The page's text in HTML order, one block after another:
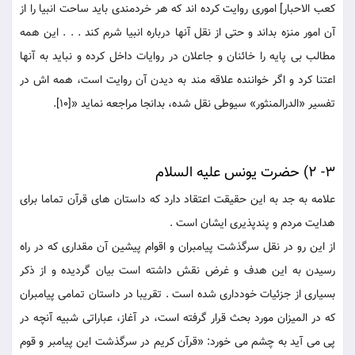
كعب الاحبار] امورى روايت كرده اند كه هر خردمندى بايد ساحت انبيا را از
آن امور منزه بداند و حتى از نقل آنها درباره انبيا شرم كند . . . اين همه
مطالب بی پايه را خائنان و جاعلان در روايات داخل كرده و نبايد به آنها
اعتنا كرد و اگر خواننده علاقه مند به ديدن آن روايت است، همه اش در
تفسير «الدرالمنثور» سيوطى نقل شده، بدانجا مراجعه نمايد «[10].
3- 2) حضرت يونس عليه السلام
علامه به جد به اين حقيقت اعتقاد دارد كه داستان هاى قرآن تماما براى
هدايت مردم و پندپذيرى ايشان است .
از اين رو در نقل سرگذشت پيامبران و اقوام پيشين آن مقدارى كه در راه
رسيدن به اين هدف و غرض نقش داشته است بيان گرديده و از ذكر
بسيارى از جزئيات خوددارى شده است . تقريبا در داستان تمامى پيامبران
كه در الميزان مورد بحث قرار گرفته است، در آغاز، عباراتى شبيه آنچه در
پى می آيد به چشم می خورد: «قرآن كريم در سرگذشت اين پيامبر و قوم